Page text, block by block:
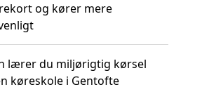
og kører mere
lærer du miljørigtig kørsel
køreskole i Gentofte